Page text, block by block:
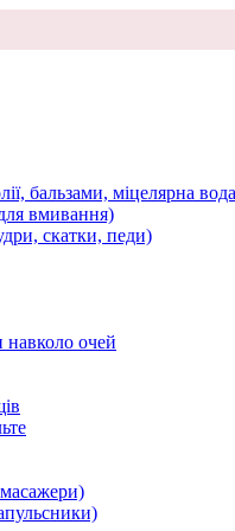
бальзами, міцелярна
вмивання)
скатки, педи)
очей